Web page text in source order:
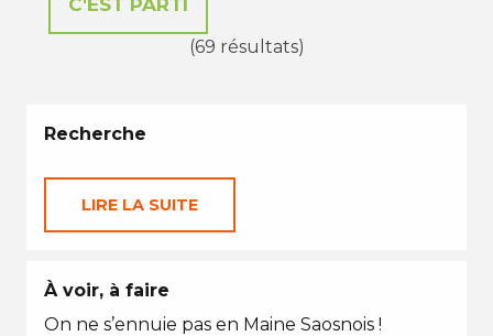
(69 résultats)
Recherche
LIRE LA SUITE
À voir, à faire
On ne s’ennuie pas en Maine Saosnois !